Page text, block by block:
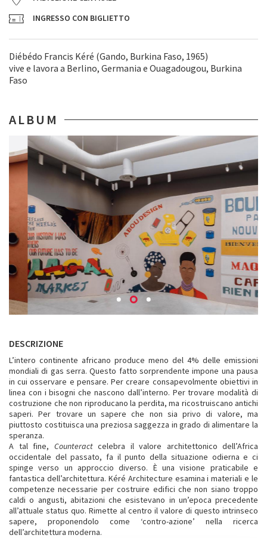
INGRESSO CON BIGLIETTO
Diébédo Francis Kéré (Gando, Burkina Faso, 1965)
vive e lavora a Berlino, Germania e Ouagadougou, Burkina
Faso
ALBUM
DESCRIZIONE
L’intero continente africano produce meno del 4% delle emissioni
mondiali di gas serra. Questo fatto sorprendente impone una pausa
in cui osservare e pensare. Per creare consapevolmente obiettivi in
linea con i bisogni che nascono dall’interno. Per trovare modalità di
costruzione che non riproducano la perdita, ma ricostruiscano antichi
saperi. Per trovare un sapere che non sia privo di valore, ma
piuttosto costituisca una preziosa saggezza in grado di alimentare la
speranza.
A tal fine, Counteractcelebra il valore architettonico dell’Africa
occidentale del passato, fa il punto della situazione odierna e ci
spinge verso un approccio diverso. È una visione praticabile e
fantastica dell’architettura. Kéré Architecture esamina i materiali e le
competenze necessarie per costruire edifici che non siano troppo
caldi o angusti, abitazioni che esistevano in un’epoca precedente
all’attuale status quo. Rimette al centro il valore di questo intrinseco
sapere, proponendolo come ‘contro-azione’ nella ricerca
dell’architettura moderna.